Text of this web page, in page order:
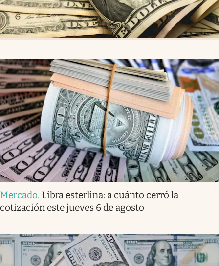
Mercado. Libra esterlina: a cuánto cerró la
cotización este jueves 6 de agosto